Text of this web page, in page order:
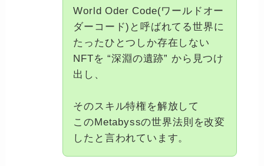
World Oder Code(ワールドオー
ダーコード)と呼ばれてる世界に
たったひとつしか存在しない
NFTを “深淵の遺跡” から見つけ
出し、
そのスキル特権を解放して
このMetabyssの世界法則を改変
したと言われています。